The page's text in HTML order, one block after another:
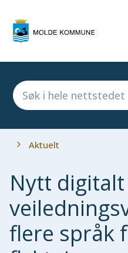
Du
Aktuelt
Nytt
flere språk